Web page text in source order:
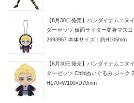
【8月30日発売】バンダイナムコヌ
ダーゼッツ 仮面ライダー変身マス
2693957 本体サイズ：約H105mm
【8月30日発売】バンダイナムコヌ
ダーゼッツ Chibiぬいぐるみ ジーク
H170×W100×D70mm